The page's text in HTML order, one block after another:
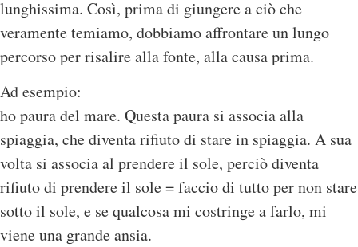
lunghissima. Così, prima di giungere a ciò che
veramente temiamo, dobbiamo affrontare un lungo
percorso per risalire alla fonte, alla causa prima.
Ad esempio:
ho paura del mare. Questa paura si associa alla
spiaggia, che diventa rifiuto di stare in spiaggia. A sua
volta si associa al prendere il sole, perciò diventa
rifiuto di prendere il sole = faccio di tutto per non stare
sotto il sole, e se qualcosa mi costringe a farlo, mi
viene una grande ansia.